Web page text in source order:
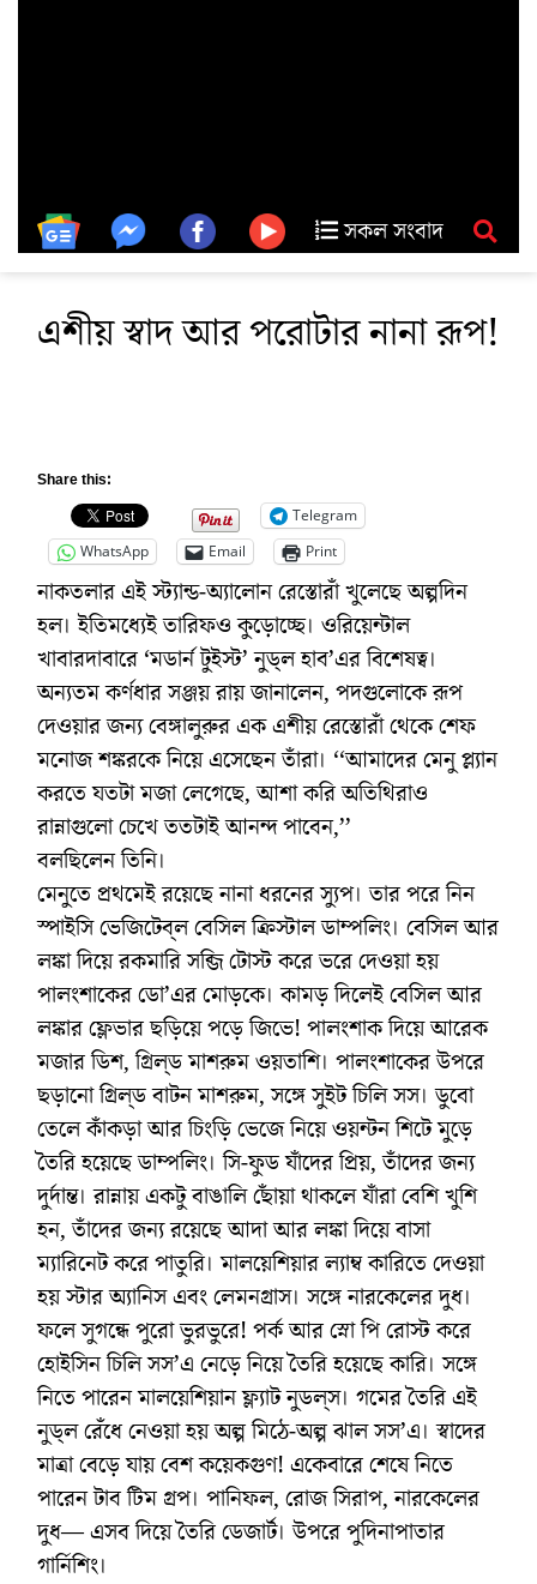
সকল সংবাদ
এশীয় স্বাদ আর পরোটার নানা রূপ!
Share this:
Telegram
WhatsApp
Email Print
নাকতলার এই স্ট্যান্ড-অ্যালোন রেস্তোরাঁ খুলেছে অল্পদিন
হল। ইতিমধ্যেই তারিফও কুড়োচ্ছে। ওরিয়েন্টাল
খাবারদাবারে ‘মডার্ন টুইস্ট’ নুড্‌ল হাব’এর বিশেষত্ব।
অন্যতম কর্ণধার সঞ্জয় রায় জানালেন, পদগুলোকে রূপ
দেওয়ার জন্য বেঙ্গালুরুর এক এশীয় রেস্তোরাঁ থেকে শেফ
মনোজ শঙ্করকে নিয়ে এসেছেন তাঁরা। ‘‘আমাদের মেনু প্ল্যান
করতে যতটা মজা লেগেছে, আশা করি অতিথিরাও
রান্নাগুলো চেখে ততটাই আনন্দ পাবেন,’’
বলছিলেন তিনি।
মেনুতে প্রথমেই রয়েছে নানা ধরনের স্যুপ। তার পরে নিন
স্পাইসি ভেজিটেব্‌ল বেসিল ক্রিস্টাল ডাম্পলিং। বেসিল আর
লঙ্কা দিয়ে রকমারি সব্জি টোস্ট করে ভরে দেওয়া হয়
পালংশাকের ডো’এর মোড়কে। কামড় দিলেই বেসিল আর
লঙ্কার ফ্লেভার ছড়িয়ে পড়ে জিভে! পালংশাক দিয়ে আরেক
মজার ডিশ, গ্রিল্‌ড মাশরুম ওয়তাশি। পালংশাকের উপরে
ছড়ানো গ্রিল্‌ড বাটন মাশরুম, সঙ্গে সুইট চিলি সস। ডুবো
তেলে কাঁকড়া আর চিংড়ি ভেজে নিয়ে ওয়ন্টন শিটে মুড়ে
তৈরি হয়েছে ডাম্পলিং। সি-ফুড যাঁদের প্রিয়, তাঁদের জন্য
দুর্দান্ত। রান্নায় একটু বাঙালি ছোঁয়া থাকলে যাঁরা বেশি খুশি
হন, তাঁদের জন্য রয়েছে আদা আর লঙ্কা দিয়ে বাসা
ম্যারিনেট করে পাতুরি। মালয়েশিয়ার ল্যাম্ব কারিতে দেওয়া
হয় স্টার অ্যানিস এবং লেমনগ্রাস। সঙ্গে নারকেলের দুধ।
ফলে সুগন্ধে পুরো ভুরভুরে! পর্ক আর স্নো পি রোস্ট করে
হোইসিন চিলি সস’এ নেড়ে নিয়ে তৈরি হয়েছে কারি। সঙ্গে
নিতে পারেন মালয়েশিয়ান ফ্ল্যাট নুডল্‌স। গমের তৈরি এই
নুড্‌ল রেঁধে নেওয়া হয় অল্প মিঠে-অল্প ঝাল সস’এ। স্বাদের
মাত্রা বেড়ে যায় বেশ কয়েকগুণ! একেবারে শেষে নিতে
পারেন টাব টিম গ্রপ। পানিফল, রোজ সিরাপ, নারকেলের
দুধ— এসব দিয়ে তৈরি ডেজার্ট। উপরে পুদিনাপাতার
গার্নিশিং।